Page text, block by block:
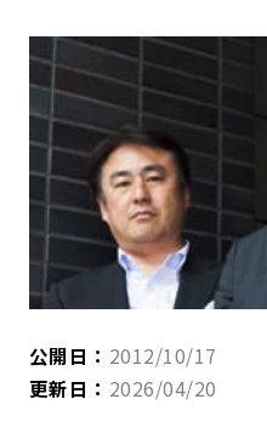
公開日： 2012/10/17
更新日： 2026/04/20